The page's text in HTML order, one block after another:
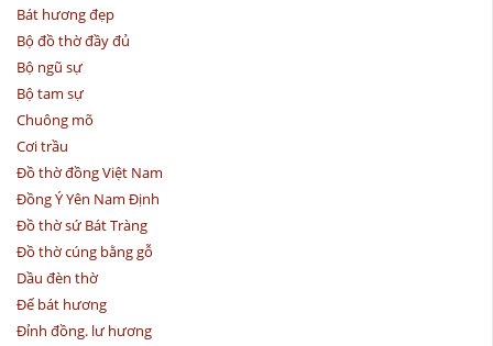
Bát hương đẹp
Bộ đồ thờ đầy đủ
Bộ ngũ sự
Bộ tam sự
Chuông mõ
Cơi trầu
Đồ thờ đồng Việt Nam
Đồng Ý Yên Nam Định
Đồ thờ sứ Bát Tràng
Đồ thờ cúng bằng gỗ
Dầu đèn thờ
Đế bát hương
Đỉnh đồng. lư hương